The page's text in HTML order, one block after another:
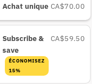
Achat unique CA$70.00
Subscribe &
save
ÉCONOMISEZ
15%
CA$59.50